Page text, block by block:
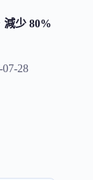
減少 80%
07-28